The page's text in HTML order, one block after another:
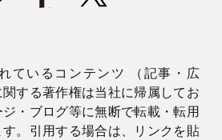
ているコンテンツ （記事・広
する著作権は当社に帰属してお
・ブログ等に無断で転載・転用
。引用する場合は、リンクを貼